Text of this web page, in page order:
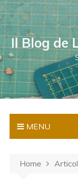
S
a
a
a
l
c
Il Blog de
MENU
Home